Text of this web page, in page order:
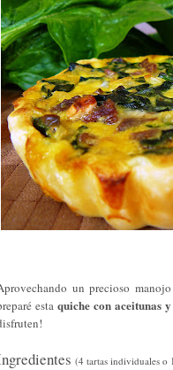
un precioso
esta quiche con aceitunas
(4 tartas individuales o